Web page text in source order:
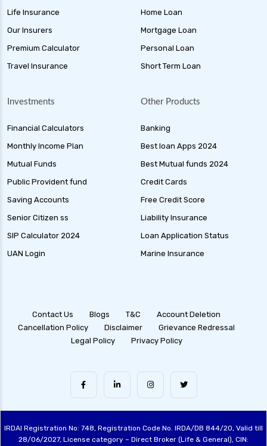
Life Insurance
Our Insurers
Premium Calculator
Travel Insurance
Home Loan
Mortgage Loan
Personal Loan
Short Term Loan
Investments
Financial Calculators
Monthly Income Plan
Mutual Funds
Public Provident fund
Saving Accounts
Senior Citizen ss
SIP Calculator 2024
UAN Login
Other Products
Banking
Best loan Apps 2024
Best Mutual funds 2024
Credit Cards
Free Credit Score
Liability Insurance
Loan Application Status
Marine Insurance
Contact Us Blogs T&C
Account Deletion
Cancellation Policy
Disclaimer
Grievance Redressal
Legal Policy
Privacy Policy
IRDAI Registration No: 748, Registration Code No. IRDA/DB 844/20, Valid till
28/06/2027, License category – Direct Broker (Life & General), CIN: